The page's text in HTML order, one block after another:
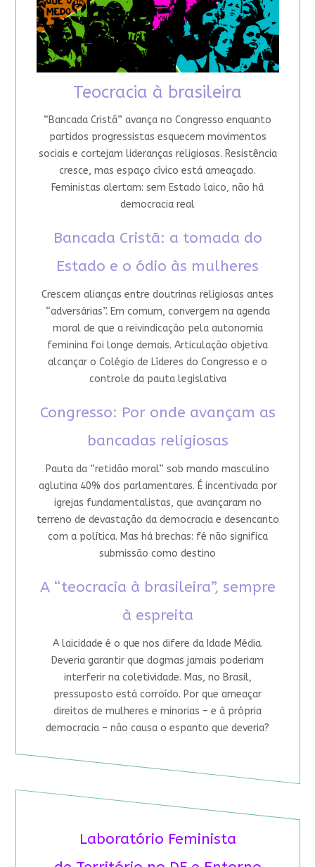
Teocracia à brasileira
“Bancada Cristã” avança no Congresso enquanto
partidos progressistas esquecem movimentos
sociais e cortejam lideranças religiosas. Resistência
cresce, mas espaço cívico está ameaçado.
Feministas alertam: sem Estado laico, não há
democracia real
Bancada Cristã: a tomada do
Estado e o ódio às mulheres
Crescem alianças entre doutrinas religiosas antes
“adversárias”. Em comum, convergem na agenda
moral de que a reivindicação pela autonomia
feminina foi longe demais. Articulação objetiva
alcançar o Colégio de Líderes do Congresso e o
controle da pauta legislativa
Congresso: Por onde avançam as
bancadas religiosas
Pauta da “retidão moral” sob mando masculino
aglutina 40% dos parlamentares. É incentivada por
igrejas fundamentalistas, que avançaram no
terreno de devastação da democracia e desencanto
com a política. Mas há brechas: fé não significa
submissão como destino
A “teocracia à brasileira”, sempre
à espreita
A laicidade é o que nos difere da Idade Média.
Deveria garantir que dogmas jamais poderiam
interferir na coletividade. Mas, no Brasil,
pressuposto está corroído. Por que ameaçar
direitos de mulheres e minorias – e à própria
democracia – não causa o espanto que deveria?
Laboratório Feminista